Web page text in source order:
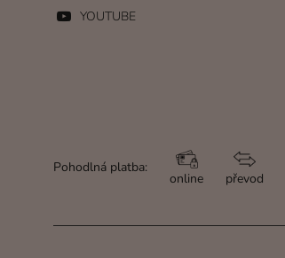
YOUTUBE
Pohodlná platba:
online převod